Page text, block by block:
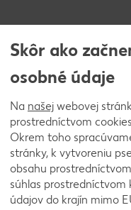
Skôr ako
osobné údaje
Na našej webovej
prostredníctvom
Okrem toho
stránky, k vytvoreniu
obsahu
súhlas prostredníctvom
údajov do krajín mimo